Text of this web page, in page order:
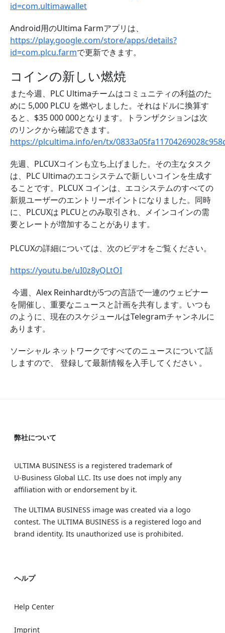
id=com.ultimawallet
Android用のUltima Farmアプリは、
https://play.google.com/store/apps/details?
id=com.plcu.farmで更新できます。
コインの新しい燃焼
また今週、PLC Ultimaチームはコミュニティの利益のた
めに 5,000 PLCU を燃やしました。それはドルに換算す
ると、$35 000 000となります。トランザクションは次
のリンクから確認できます。
https://plcultima.info/en/tx/
先週、PLCUXコインも立ち上げました。その主なタスク
は、PLC Ultimaのエコシステムで新しいコインを生成す
ることです。PLCUX コインは、エコシステムのすべての
新規ユーザーのエントリーポイントになりました。同時
に、PLCUXは PLCUとのみ取引され、メインコインの需
要とレートが増加することがあります。
PLCUXの​​詳細については、次のビデオをご覧ください。
https://youtu.be/uI0z8yQLtOI
今週、Alex Reinhardtが5つの言語で一連のウェビナー
を開催し、重要なニュースと計画を共有します。いつも
のように、現在のスケジュールはTelegramチャンネルに
あります。
ソーシャル ネットワークですべてのニュースについて話
しますので、 登録して最新情報を入手してください 。
弊社について
ULTIMA BUSINESS is a registered trademark of
U‑Business Global LLC. Its use does not imply any
affiliation with or endorsement by it.
The ULTIMA BUSINESS image was created via a logo
contest. The ULTIMA BUSINESS is a registered logo and
brand identity. Its unauthorized use is prohibited.
ヘルプ
Help Center
Imprint